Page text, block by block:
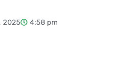
2025
4:58 pm